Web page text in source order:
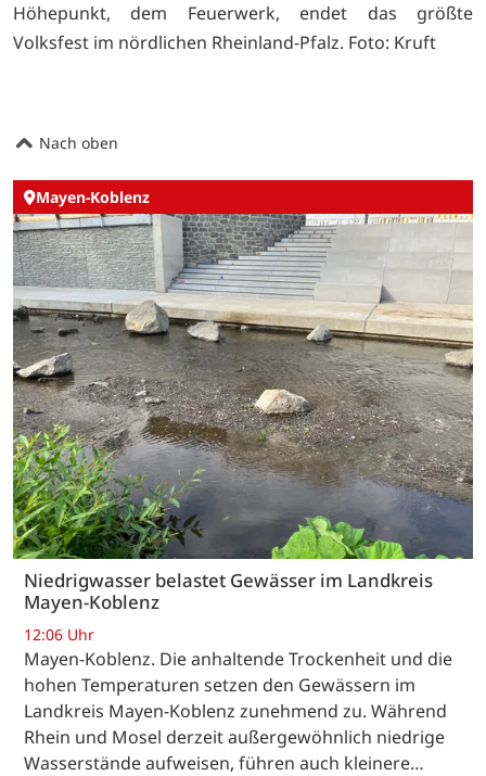
Höhepunkt, dem Feuerwerk, endet das größte
Volksfest im nördlichen Rheinland-Pfalz. Foto: Kruft
Nach oben
Mayen-Koblenz
Niedrigwasser belastet Gewässer im Landkreis
Mayen-Koblenz
12:06 Uhr
Mayen-Koblenz. Die anhaltende Trockenheit und die
hohen Temperaturen setzen den Gewässern im
Landkreis Mayen-Koblenz zunehmend zu. Während
Rhein und Mosel derzeit außergewöhnlich niedrige
Wasserstände aufweisen, führen auch kleinere…